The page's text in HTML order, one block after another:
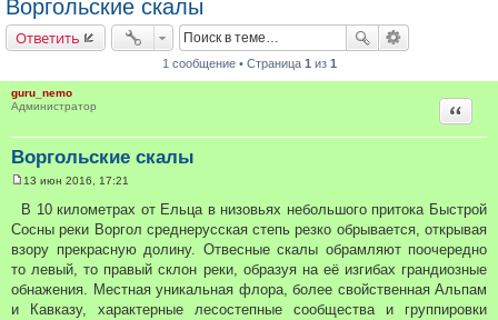
Воргольские скалы
Ответить
1 сообщение • Страница 1 из 1
guru_nemo
Администратор
Воргольские скалы
Цитата
о
о
б
е
н
и
е
13 июн 2016, 17:21
В 10 километрах от Ельца в низовьях небольшого притока Быстрой
Сосны реки Воргол среднерусская степь резко обрывается, открывая
взору прекрасную долину. Отвесные скалы обрамляют поочередно
то левый, то правый склон реки, образуя на её изгибах грандиозные
обнажения. Местная уникальная флора, более свойственная Альпам
и Кавказу, характерные лесостепные сообщества и группировки